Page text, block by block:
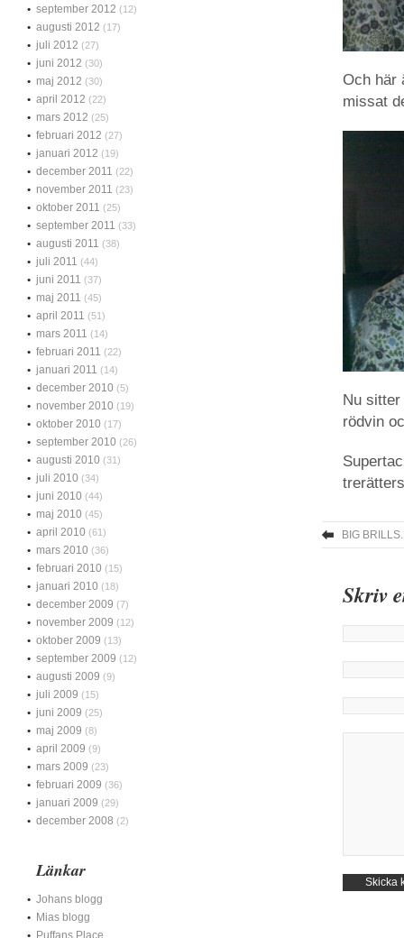
Och här
missat
Nu
rödvin
BIG BRILLS.
Skriv
september 2012 (12)
augusti 2012 (17)
juli 2012 (27)
juni 2012 (30)
maj 2012 (30)
april 2012 (22)
mars 2012 (25)
februari 2012 (27)
januari 2012 (19)
december 2011 (22)
november 2011 (23)
oktober 2011 (25)
september 2011 (33)
augusti 2011 (38)
juli 2011 (44)
juni 2011 (37)
maj 2011 (45)
april 2011 (51)
mars 2011 (14)
februari 2011 (22)
januari 2011 (14)
december 2010 (5)
november 2010 (19)
oktober 2010 (17)
september 2010 (26)
augusti 2010 (31)
juli 2010 (34)
juni 2010 (44)
maj 2010 (45)
april 2010 (61)
mars 2010 (36)
februari 2010 (15)
januari 2010 (18)
december 2009 (7)
november 2009 (12)
oktober 2009 (13)
september 2009 (12)
augusti 2009 (9)
juli 2009 (15)
juni 2009 (25)
maj 2009 (8)
april 2009 (9)
mars 2009 (23)
februari 2009 (36)
januari 2009 (29)
december 2008 (2)
Länkar
Johans blogg
Mias blogg
Puffans Place